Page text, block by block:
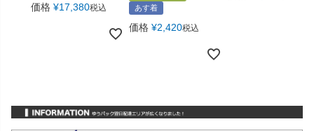
価格 ¥17,380税込
あす着
価格 ¥2,420税込